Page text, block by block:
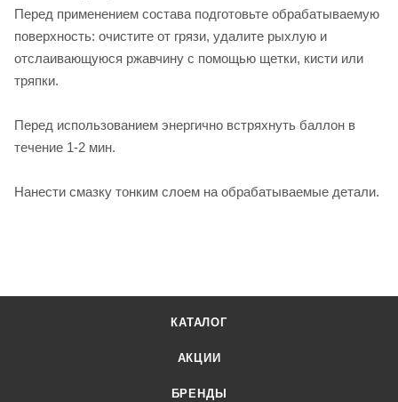
Перед применением состава подготовьте обрабатываемую
поверхность: очистите от грязи, удалите рыхлую и
отслаивающуюся ржавчину с помощью щетки, кисти или
тряпки.
Перед использованием энергично встряхнуть баллон в
течение 1-2 мин.
Нанести смазку тонким слоем на обрабатываемые детали.
КАТАЛОГ
АКЦИИ
БРЕНДЫ